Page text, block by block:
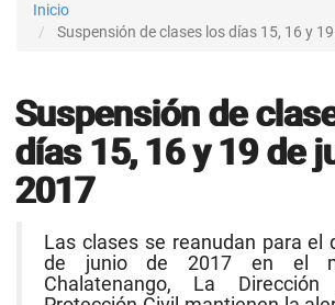
Inicio
Suspensión de clases los días 15, 16 y
Suspensión de
días 15, 16 y 19 de
2017
Las clases se reanudan para el
de junio de 2017 en el
Chalatenango, La